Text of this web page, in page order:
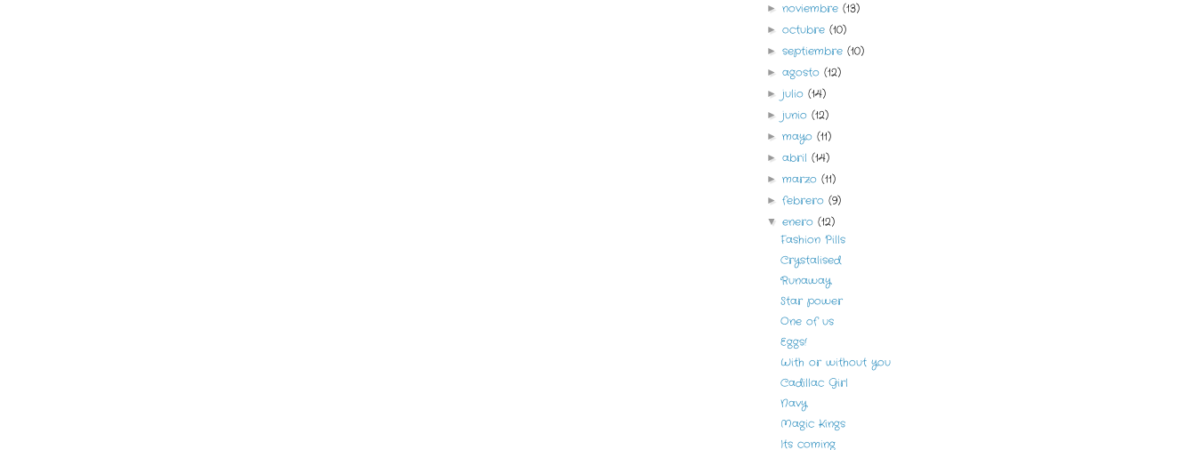
►noviembre(13)
►octubre(10)
►septiembre(10)
►agosto(12)
►julio(14)
►junio(12)
►mayo(11)
►abril(14)
►marzo(11)
►febrero(9)
▼enero(12)
Fashion Pills
Crystalised
Runaway
Star power
One of us
Eggs!
With or without you
Cadillac Girl
Navy
Magic Kings
Its coming